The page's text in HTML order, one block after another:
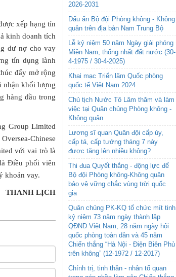
xếp hạng tín
kinh doanh tích
dư nợ cho vay
tín dụng lành
đẩy mở rộng
nhận khối lượng
hàng đầu trong
Group Limited
Chinese
với vai trò là
Điều phối viên
khoản vay.
THANH LỊCH
2026-2031
Dấu ấn Bộ đội Phòng không - Không
quân trên địa bàn Nam Trung Bộ
Lễ kỷ niệm 50 năm Ngày giải phóng
Miền Nam, thống nhất đất nước (30-
4-1975 / 30-4-2025)
Khai mạc Triển lãm Quốc phòng
quốc tế Việt Nam 2024
Chủ tịch Nước Tô Lâm thăm và làm
việc tại Quân chủng Phòng không -
Không quân
Lương sĩ quan Quân đội cấp úy,
cấp tá, cấp tướng tháng 7 này
được tăng lên nhiều không?
Thi đua Quyết thắng - động lực để
Bộ đội Phòng không-Không quân
bảo vệ vững chắc vùng trời quốc
gia
Quân chủng PK-KQ tổ chức mít tinh
kỷ niệm 73 năm ngày thành lập
QĐND Việt Nam, 28 năm ngày hội
quốc phòng toàn dân và 45 năm
Chiến thắng “Hà Nội - Điện Biên Phủ
trên không” (12-1972 / 12-2017)
Chính trị, tinh thần - nhân tố quan